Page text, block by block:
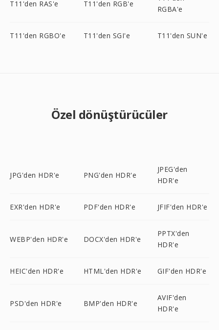
T11'den RAS'e T11'den RGB'e
RGBA'e
T11'den RGBO'e T11'den SGI'e T11'den SUN'e
Özel dönüştürücüler
JPG'den HDR'e PNG'den HDR'e
JPEG'den
HDR'e
EXR'den HDR'e PDF'den HDR'e JFIF'den HDR'e
WEBP'den HDR'e DOCX'den HDR'e
PPTX'den
HDR'e
HEIC'den HDR'e HTML'den HDR'e GIF'den HDR'e
PSD'den HDR'e BMP'den HDR'e
AVIF'den
HDR'e